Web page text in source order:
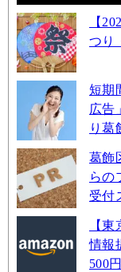
【
つり
短期
広告
り葛
葛飾
らの
受付
【
情報
500